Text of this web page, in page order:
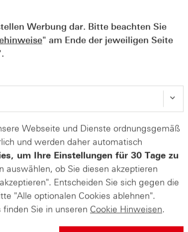
der DAX® in
- ntv Zertifikate
Werbung dar. Bitte beachten Sie
" am Ende der jeweiligen Seite
Webseite und Dienste ordnungsgemäß
und werden daher automatisch
um Ihre Einstellungen für 30 Tage zu
auswählen, ob Sie diesen akzeptieren
Entscheiden Sie sich gegen die
"Alle optionalen Cookies ablehnen".
Sie in unseren Cookie Hinweisen.